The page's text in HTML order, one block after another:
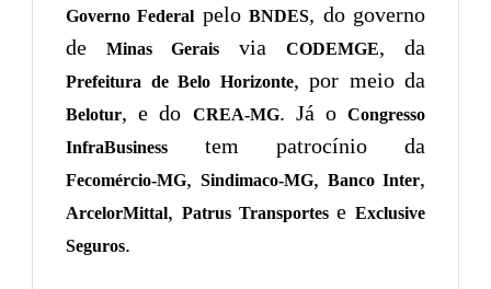
Governo Federal peloBNDES, do governo
de
Minas Gerais via CODEMGE, da
Prefeitura de Belo Horizonte, por meio da
Belotur, e do CREA-MG. Já o Congresso
InfraBusiness
tem patrocínio da
Fecomércio-MG, Sindimaco-MG, Banco Inter,
ArcelorMittal, Patrus Transportese Exclusive
Seguros.